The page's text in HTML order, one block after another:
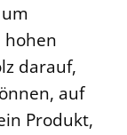
hohen
darauf,
auf
Produkt,